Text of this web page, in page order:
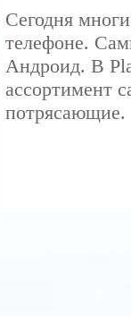
Сегодня
телефоне.
Андроид. В
ассортимент
потрясающие.